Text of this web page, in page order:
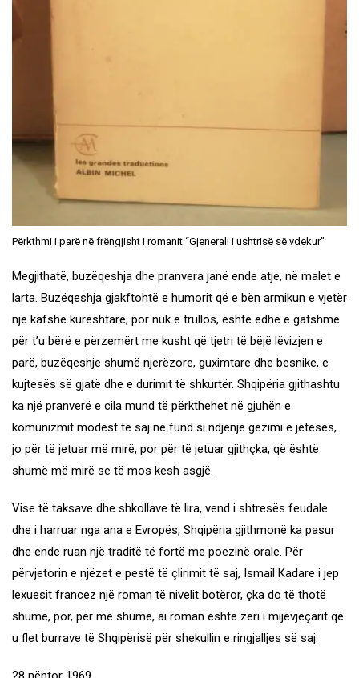
Përkthmi i parë në frëngjisht i romanit “Gjenerali i ushtrisë së vdekur”
Megjithatë, buzëqeshja dhe pranvera janë ende atje, në malet e
larta. Buzëqeshja gjakftohtë e humorit që e bën armikun e vjetër
një kafshë kureshtare, por nuk e trullos, është edhe e gatshme
për t’u bërë e përzemërt me kusht që tjetri të bëjë lëvizjen e
parë, buzëqeshje shumë njerëzore, guximtare dhe besnike, e
kujtesës së gjatë dhe e durimit të shkurtër. Shqipëria gjithashtu
ka një pranverë e cila mund të përkthehet në gjuhën e
komunizmit modest të saj në fund si ndjenjë gëzimi e jetesës,
jo për të jetuar më mirë, por për të jetuar gjithçka, që është
shumë më mirë se të mos kesh asgjë.
Vise të taksave dhe shkollave të lira, vend i shtresës feudale
dhe i harruar nga ana e Evropës, Shqipëria gjithmonë ka pasur
dhe ende ruan një traditë të fortë me poezinë orale. Për
përvjetorin e njëzet e pestë të çlirimit të saj, Ismail Kadare i jep
lexuesit francez një roman të nivelit botëror, çka do të thotë
shumë, por, për më shumë, ai roman është zëri i mijëvjeçarit që
u flet burrave të Shqipërisë për shekullin e ringjalljes së saj.